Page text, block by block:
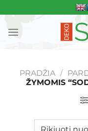
to
content
PRADŽIA /
ŽYMOMIS